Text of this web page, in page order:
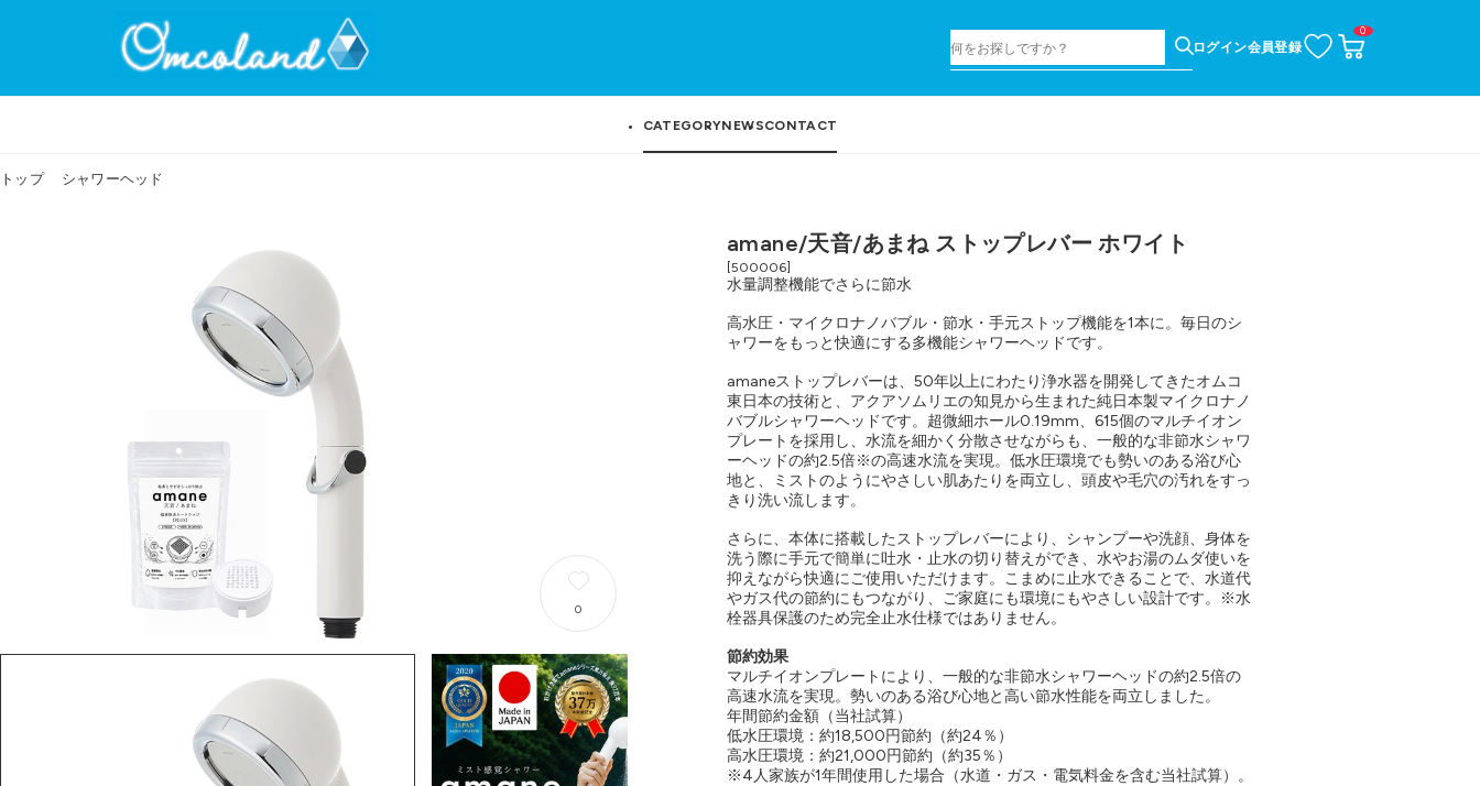
ログイン会員登録
お
気
り
カ
ー
0
CATEGORYNEWSCONTACT
トップ シャワーヘッド
0
amane/天音/あまね ストップレバー ホワイト
[500006]
水量調整機能でさらに節水
高水圧・マイクロナノバブル・節水・手元ストップ機能を1本に。毎日のシ
ャワーをもっと快適にする多機能シャワーヘッドです。
amaneストップレバーは、50年以上にわたり浄水器を開発してきたオムコ
東日本の技術と、アクアソムリエの知見から生まれた純日本製マイクロナノ
バブルシャワーヘッドです。超微細ホール0.19mm、615個のマルチイオン
プレートを採用し、水流を細かく分散させながらも、一般的な非節水シャワ
ーヘッドの約2.5倍※の高速水流を実現。低水圧環境でも勢いのある浴び心
地と、ミストのようにやさしい肌あたりを両立し、頭皮や毛穴の汚れをすっ
きり洗い流します。
さらに、本体に搭載したストップレバーにより、シャンプーや洗顔、身体を
洗う際に手元で簡単に吐水・止水の切り替えができ、水やお湯のムダ使いを
抑えながら快適にご使用いただけます。こまめに止水できることで、水道代
やガス代の節約にもつながり、ご家庭にも環境にもやさしい設計です。※水
栓器具保護のため完全止水仕様ではありません。
節約効果
マルチイオンプレートにより、一般的な非節水シャワーヘッドの約2.5倍の
高速水流を実現。勢いのある浴び心地と高い節水性能を両立しました。
年間節約金額（当社試算）
低水圧環境：約18,500円節約（約24％）
高水圧環境：約21,000円節約（約35％）
※4人家族が1年間使用した場合（水道・ガス・電気料金を含む当社試算）。